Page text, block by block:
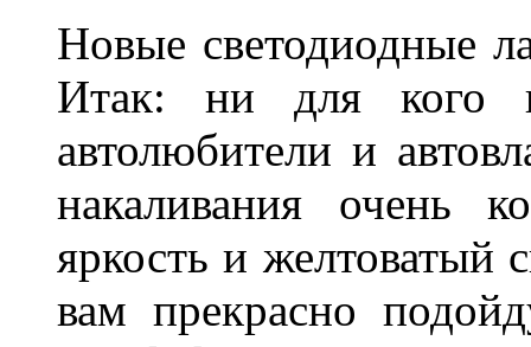
Новые светодиодные
Итак: ни для кого
автолюбители и
накаливания очень
яркость и желтоватый
вам прекрасно